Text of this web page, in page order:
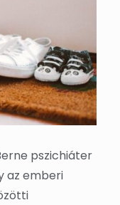
pszichiáter
az emberi